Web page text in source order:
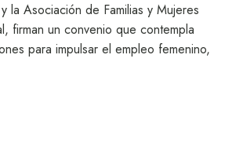
la Asociación de Familias y Mujeres
firman un convenio que contempla
para impulsar el empleo femenino,